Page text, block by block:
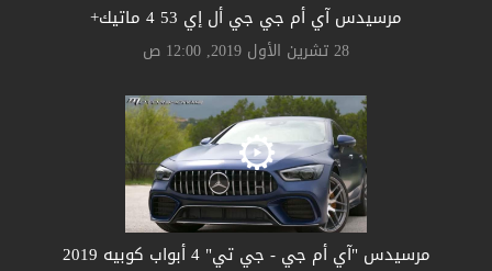
مرسيدس آي أم جي جي أل إي 53 4 ماتيك+
28 تشرين الأول 2019, 12:00 ص
مرسيدس "آي أم جي - جي تي" 4 أبواب كوبيه 2019